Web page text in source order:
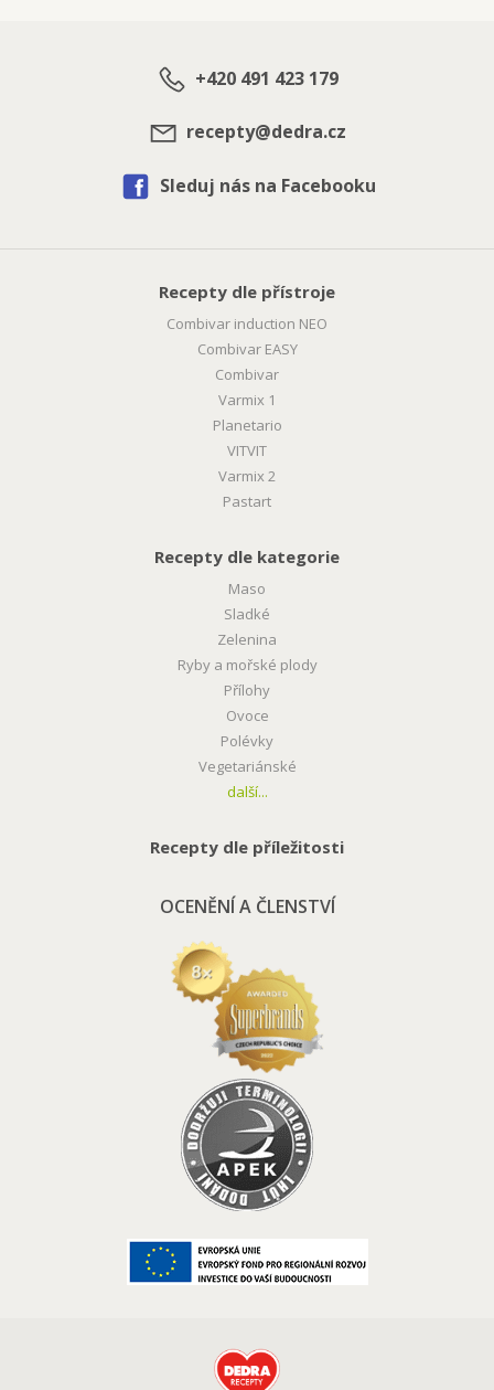
+420 491 423 179
recepty@dedra.cz
Sleduj nás na Facebooku
Recepty dle přístroje
Combivar induction NEO
Combivar EASY
Combivar
Varmix 1
Planetario
VITVIT
Varmix 2
Pastart
Recepty dle kategorie
Maso
Sladké
Zelenina
Ryby a mořské plody
Přílohy
Ovoce
Polévky
Vegetariánské
další...
Recepty dle příležitosti
OCENĚNÍ A ČLENSTVÍ